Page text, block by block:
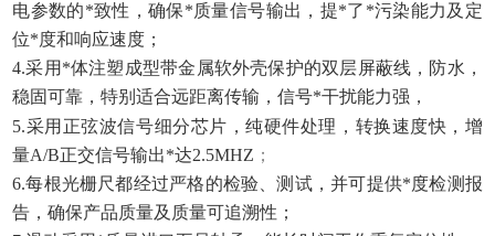
电参数的*致性，确保*质量信号输出，提*了*污染能力及定
位*度和响应速度；
4.采用*体注塑成型带金属软外壳保护的双层屏蔽线，防水，
稳固可靠，特别适合远距离传输，信号*干扰能力强，
5.采用正弦波信号细分芯片，纯硬件处理，转换速度快，增
量A/B正交信号输出*达2.5MHZ ；
6.每根光栅尺都经过严格的检验、测试，并可提供*度检测报
告，确保产品质量及质量可追溯性；